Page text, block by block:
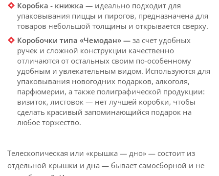
Коробка - книжка — идеально подходит для
упаковывания пиццы и пирогов, предназначена для
товаров небольшой толщины и открывается сверху.
Коробочки типа «Чемодан» — за счет удобных
ручек и сложной конструкции качественно
отличаются от остальных своим по-особенному
удобным и увлекательным видом. Используются для
упаковывания новогодних подарков, алкоголя,
парфюмерии, а также полиграфической продукции:
визиток, листовок — нет лучшей коробки, чтобы
сделать красивый запоминающийся подарок на
любое торжество.
Телескопическая или «крышка — дно» — состоит из
отдельной крышки и дна — бывает самосборной и не